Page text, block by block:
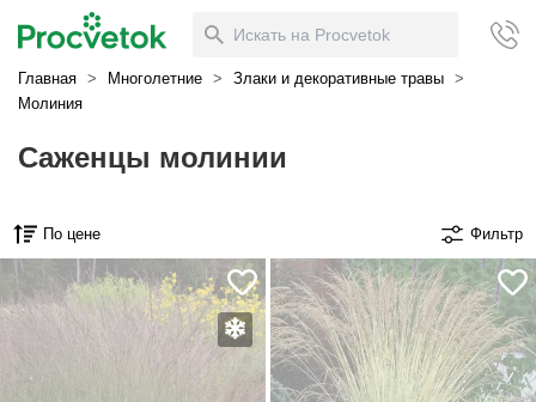
Главная > Многолетние > Злаки и декоративные травы >
Молиния
Саженцы молинии
По цене Фильтр